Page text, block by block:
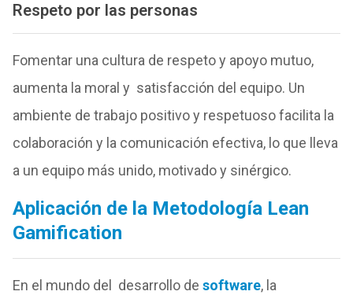
Respeto por las personas
Fomentar una cultura de respeto y apoyo mutuo,
aumenta la moral y satisfacción del equipo. Un
ambiente de trabajo positivo y respetuoso facilita la
colaboración y la comunicación efectiva, lo que lleva
a un equipo más unido, motivado y sinérgico.
Aplicación de la Metodología Lean
Gamification
En el mundo del desarrollo de software, la